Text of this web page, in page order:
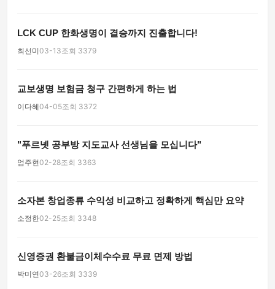
LCK CUP 한화생명이 결승까지 진출합니다!
최선미03-13조회 3379
교보생명 보험금 청구 간편하게 하는 법
이다혜04-05조회 3372
"푸르넷 공부방 지도교사 선생님을 모십니다"
엄주현02-28조회 3363
소자본 창업종류 수익성 비교하고 정확하게 핵심만 요약
소정한02-25조회 3348
신영증권 환불금이체수수료 무료 면제 방법
박미연03-26조회 3339